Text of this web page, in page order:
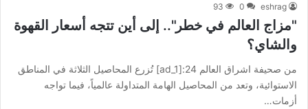
eshrag
0
93
"مزاج العالم في خطر".. إلى أين تتجه أسعار القهوة
والشاي؟
من صحيفة اشراق العالم 24:[ad_1] تُزرع المحاصيل الثلاثة في المناطق
الاستوائية، وتعد من المحاصيل الهامة المتداولة عالمياً، فيما تواجه
أزمات…